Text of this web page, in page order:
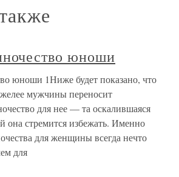
юноши
юноши 1Ниже будет показано, что
мужчины переносит
для нее — та оскалившаяся
она стремится избежать. Именно
для женщины всегда нечто
для